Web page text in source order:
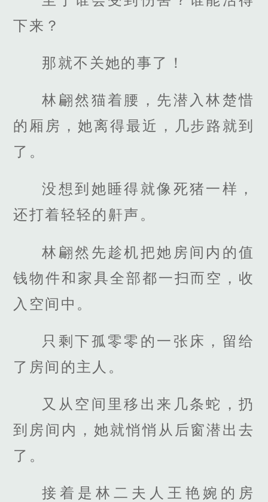
下来？
那就不关她的事了！
林翩然猫着腰，先潜入林楚惜
的厢房，她离得最近，几步路就到
了。
没想到她睡得就像死猪一样，
还打着轻轻的鼾声。
林翩然先趁机把她房间内的值
钱物件和家具全部都一扫而空，收
入空间中。
只剩下孤零零的一张床，留给
了房间的主人。
又从空间里移出来几条蛇，扔
到房间内，她就悄悄从后窗潜出去
了。
接着是林二夫人王艳婉的房